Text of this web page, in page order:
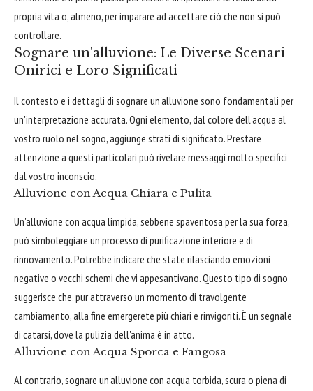
propria vita o, almeno, per imparare ad accettare ciò che non si può
controllare.
Sognare un'alluvione: Le Diverse Scenari
Onirici e Loro Significati
Il contesto e i dettagli di sognare un'alluvione sono fondamentali per
un'interpretazione accurata. Ogni elemento, dal colore dell'acqua al
vostro ruolo nel sogno, aggiunge strati di significato. Prestare
attenzione a questi particolari può rivelare messaggi molto specifici
dal vostro inconscio.
Alluvione con Acqua Chiara e Pulita
Un'alluvione con acqua limpida, sebbene spaventosa per la sua forza,
può simboleggiare un processo di purificazione interiore e di
rinnovamento. Potrebbe indicare che state rilasciando emozioni
negative o vecchi schemi che vi appesantivano. Questo tipo di sogno
suggerisce che, pur attraverso un momento di travolgente
cambiamento, alla fine emergerete più chiari e rinvigoriti. È un segnale
di catarsi, dove la pulizia dell'anima è in atto.
Alluvione con Acqua Sporca e Fangosa
Al contrario, sognare un'alluvione con acqua torbida, scura o piena di